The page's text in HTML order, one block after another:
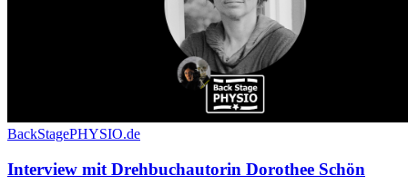
BackStagePHYSIO.de
Interview mit Drehbuchautorin Dorothee Schön